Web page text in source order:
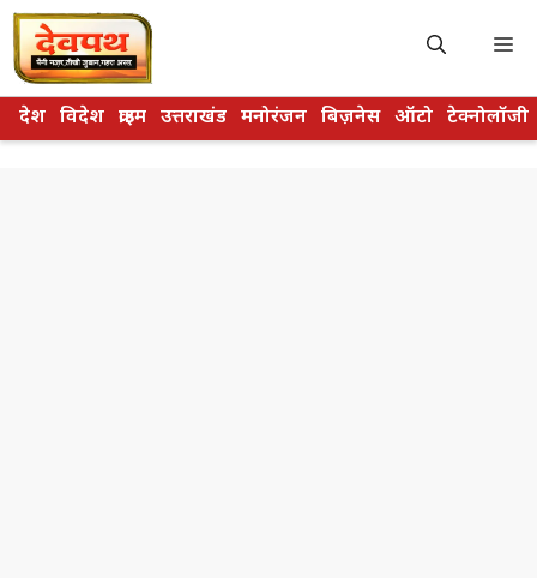
Skip
to
content
देश विदेश क्राइम उत्तराखंड मनोरंजन बिज़नेस ऑटो टेक्नोलॉजी